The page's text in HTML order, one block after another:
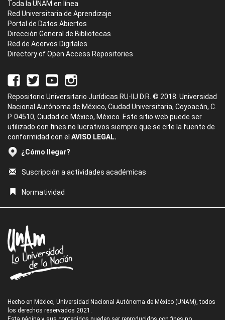
Toda la UNAM en línea
Red Universitaria de Aprendizaje
Portal de Datos Abiertos
Dirección General de Bibliotecas
Red de Acervos Digitales
Directory of Open Access Repositories
Repositorio Universitario Jurídicas RU-IIJ D.R. © 2018. Universidad
Nacional Autónoma de México, Ciudad Universitaria, Coyoacán, C.
P. 04510, Ciudad de México, México. Este sitio web puede ser
utilizado con fines no lucrativos siempre que se cite la fuente de
conformidad con el AVISO LEGAL.
¿Cómo llegar?
Suscripción a actividades académicas
Normatividad
Hecho en México, Universidad Nacional Autónoma de México (UNAM), todos
los derechos reservados 2021.